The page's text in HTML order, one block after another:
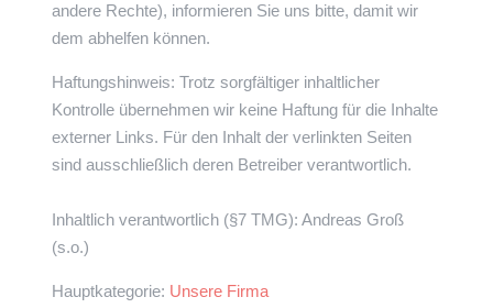
andere Rechte), informieren Sie uns bitte, damit wir
dem abhelfen können.
Haftungshinweis: Trotz sorgfältiger inhaltlicher
Kontrolle übernehmen wir keine Haftung für die Inhalte
externer Links. Für den Inhalt der verlinkten Seiten
sind ausschließlich deren Betreiber verantwortlich.
Inhaltlich verantwortlich (§7 TMG): Andreas Groß
(s.o.)
Hauptkategorie: Unsere Firma